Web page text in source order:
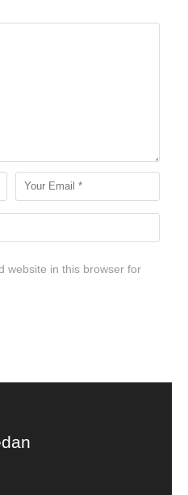
website in this browser for